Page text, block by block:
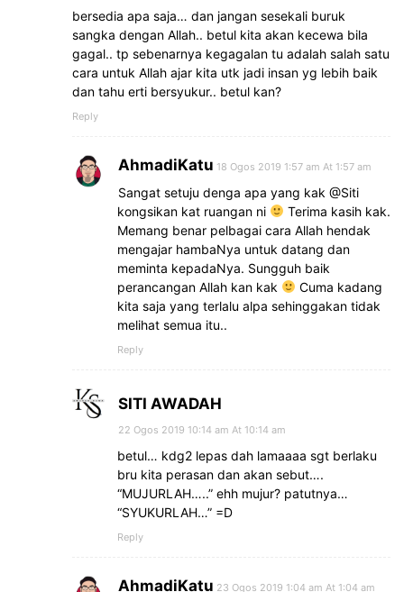
bersedia apa saja… dan jangan sesekali buruk
sangka dengan Allah.. betul kita akan kecewa bila
gagal.. tp sebenarnya kegagalan tu adalah salah satu
cara untuk Allah ajar kita utk jadi insan yg lebih baik
dan tahu erti bersyukur.. betul kan?
Reply
AhmadiKatu 18 Ogos 2019 1:57 am At 1:57 am
Sangat setuju denga apa yang kak @Siti
kongsikan kat ruangan ni
Terima kasih kak.
Memang benar pelbagai cara Allah hendak
mengajar hambaNya untuk datang dan
meminta kepadaNya. Sungguh baik
perancangan Allah kan kak
Cuma kadang
kita saja yang terlalu alpa sehinggakan tidak
melihat semua itu..
Reply
SITI AWADAH
22 Ogos 2019 10:14 am At 10:14 am
betul… kdg2 lepas dah lamaaaa sgt berlaku
bru kita perasan dan akan sebut….
“MUJURLAH…..” ehh mujur? patutnya…
“SYUKURLAH…” =D
Reply
AhmadiKatu 23 Ogos 2019 1:04 am At 1:04 am